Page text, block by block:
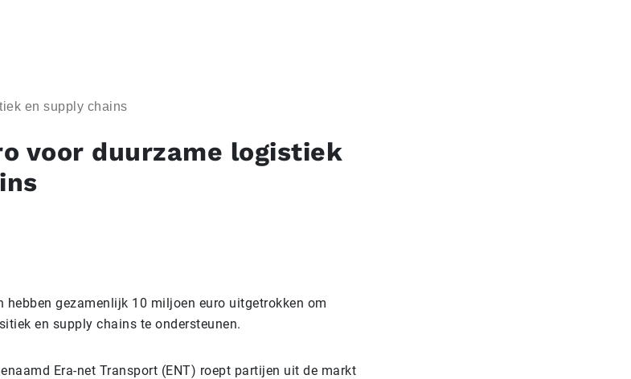
en supply chains
voor duurzame logistiek
hebben gezamenlijk 10 miljoen euro uitgetrokken om
en supply chains te ondersteunen.
Era-net Transport (ENT) roept partijen uit de markt